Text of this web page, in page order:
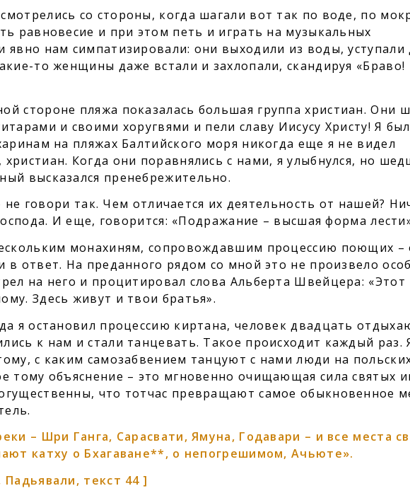
со стороны, когда шагали вот так по воде, по
равновесие и при этом петь и играть на музыкальных
явно нам симпатизировали: они выходили из воды, уступали
то женщины даже встали и захлопали, скандируя «Браво!
стороне пляжа показалась большая группа христиан. Они
и своими хоругвями и пели славу Иисусу Христу! Я был
на пляжах Балтийского моря никогда еще я не видел
Когда они поравнялись с нами, я улыбнулся, но
высказался пренебрежительно.
не говори так. Чем отличается их деятельность от нашей?
И еще, говорится: «Подражание – высшая форма
монахиням, сопровождавшим процессию поющих –
в ответ. На преданного рядом со мной это не произвело
на него и процитировал слова Альберта Швейцера:
Здесь живут и твои братья».
я остановил процессию киртана, человек двадцать
к нам и стали танцевать. Такое происходит каждый раз.
с каким самозабвением танцуют с нами люди на
тому объяснение – это мгновенно очищающая сила святых
что тотчас превращают самое обыкновенное
– Шри Ганга, Сарасвати, Ямуна, Годавари – и все места
катху о Бхагаване**, о непогрешимом, Ачьюте».
текст 44 ]